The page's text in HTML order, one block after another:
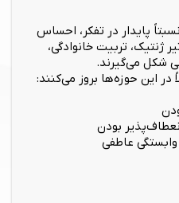
پایدار در تفکر، احساس
ژنتیک، تربیت خانوادگی،
شکل می‌گیرند.
در این حوزه‌ها بروز می‌کنند:
بودن
وابستگی عاطفی